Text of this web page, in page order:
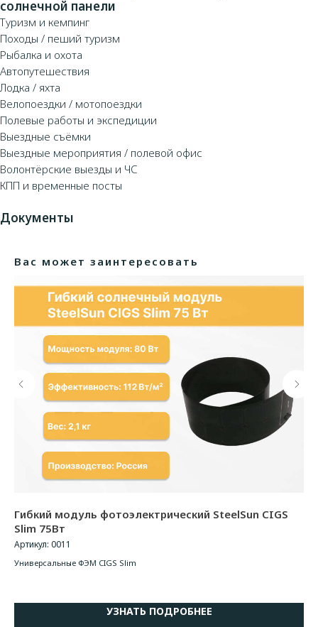
солнечной панели
Туризм и кемпинг
Походы / пеший туризм
Рыбалка и охота
Автопутешествия
Лодка / яхта
Велопоездки / мотопоездки
Полевые работы и экспедиции
Выездные съёмки
Выездные мероприятия / полевой офис
Волонтёрские выезды и ЧС
КПП и временные посты
Документы
Вас может заинтересовать
Гибкий модуль фотоэлектрический SteelSun CIGS
Slim 75Вт
Артикул: 0011
Универсальные ФЭМ CIGS Slim
УЗНАТЬ ПОДРОБНЕЕ